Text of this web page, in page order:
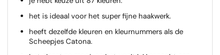
het is ideaal voor het super fijne haakwerk.
heeft dezelfde kleuren en kleurnummers als de
Scheepjes Catona.